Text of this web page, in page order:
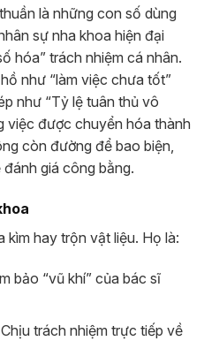
là những con số dùng
sự nha khoa hiện đại
hóa” trách nhiệm cá nhân.
như “làm việc chưa tốt”
như “Tỷ lệ tuân thủ vô
việc được chuyển hóa thành
còn đường để bao biện,
giá công bằng.
kìm hay trộn vật liệu. Họ là:
bảo “vũ khí” của bác sĩ
Chịu trách nhiệm trực tiếp về